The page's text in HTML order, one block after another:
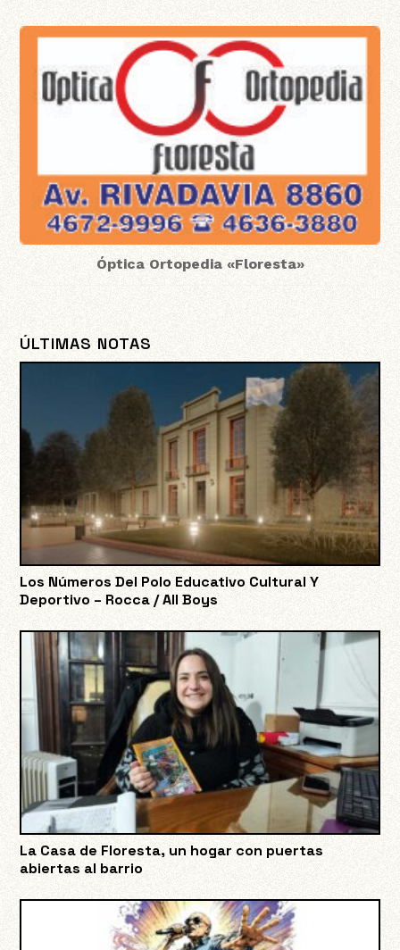
Óptica Ortopedia «Floresta»
ÚLTIMAS NOTAS
Los Números Del Polo Educativo Cultural Y
Deportivo – Rocca / All Boys
La Casa de Floresta, un hogar con puertas
abiertas al barrio